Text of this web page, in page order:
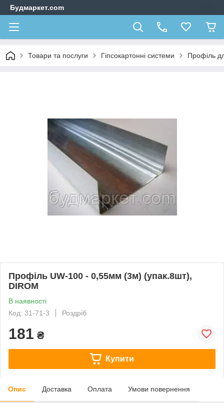
Будмаркет.com
Товари та послуги Гіпсокартонні системи Профіль
Профіль UW-100 - 0,55мм (3м) (упак.8шт),
DIROM
В наявності
Код: 31-71-3
Роздріб
181 ₴
Купити
Опис Доставка Оплата Умови повернення